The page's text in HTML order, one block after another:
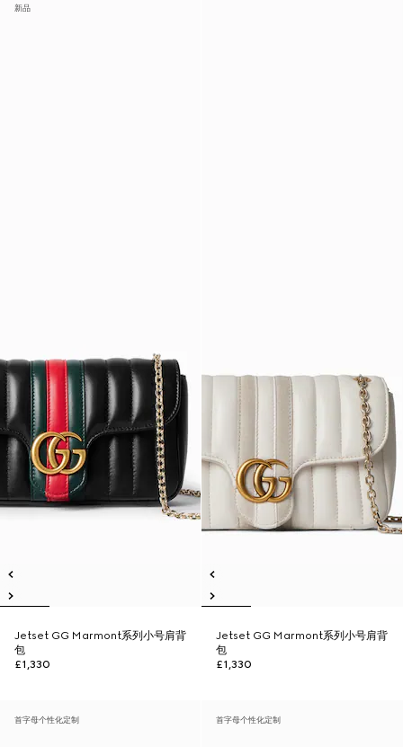
新品
Jetset GG Marmont系列小号肩背
包
£1,330
Jetset GG Marmont系列小号肩背
包
£1,330
首字母个性化定制 首字母个性化定制